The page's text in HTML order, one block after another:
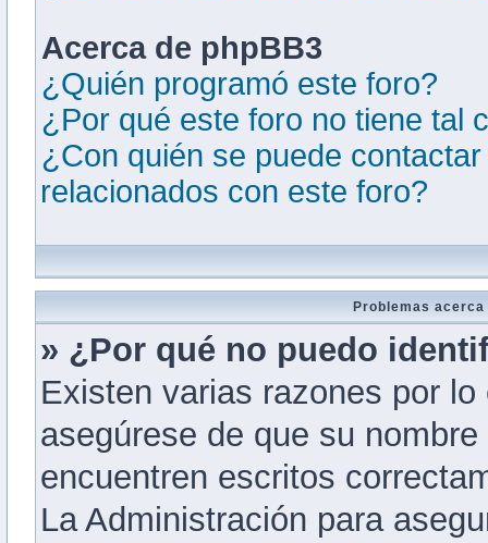
Acerca de phpBB3
¿Quién programó este foro?
¿Por qué este foro no tiene tal
¿Con quién se puede
relacionados con este foro?
Problemas
» ¿Por qué no puedo
Existen varias razones por
asegúrese de que su
encuentren escritos
La Administración para